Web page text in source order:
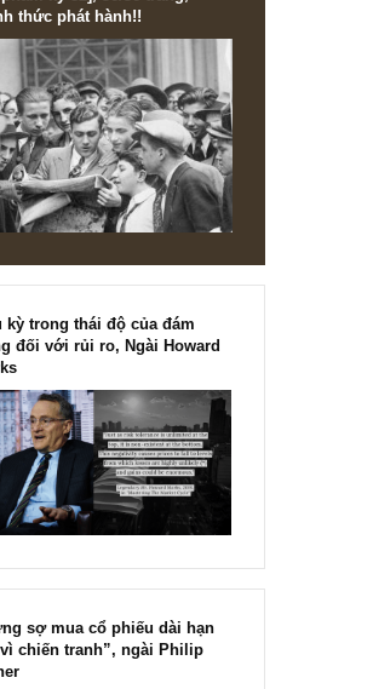
từ việc hạn chế được thuốc lá lậu chứ
khẩu. Có nguy cơ sụt giảm tiêu thụ từ
thế là thuốc lá điện tử. Không rõ công ty có
đổi máy móc công nghệ để ra các loại
ở điểm sắp hết khấu hao, dòng tiền mạnh,
quay về giai đoạn EPS 6-7k nếu nhà đầu
việc mua – bán nguyên liệu, sản phẩm.
phẩm kỳ 82], 36/36 trang,
thức phát hành!!